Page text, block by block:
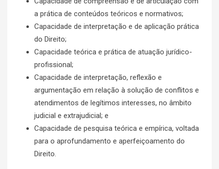
a prática de conteúdos teóricos e normativos;
Capacidade de interpretação e de aplicação prática
do Direito;
Capacidade teórica e prática de atuação jurídico-
profissional;
Capacidade de interpretação, reflexão e
argumentação em relação à solução de conflitos e
atendimentos de legítimos interesses, no âmbito
judicial e extrajudicial; e
Capacidade de pesquisa teórica e empírica, voltada
para o aprofundamento e aperfeiçoamento do
Direito.